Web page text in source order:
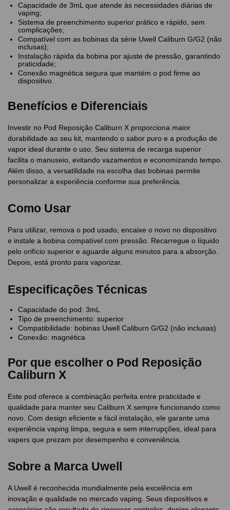
Capacidade de 3mL que atende às necessidades diárias de
vaping;
Sistema de preenchimento superior prático e rápido, sem
complicações;
Compatível com as bobinas da série Uwell Caliburn G/G2 (não
inclusas);
Instalação rápida da bobina por ajuste de pressão, garantindo
praticidade;
Conexão magnética segura que mantém o pod firme ao
dispositivo.
Benefícios e Diferenciais
Investir no Pod Reposição Caliburn X proporciona maior
durabilidade ao seu kit, mantendo o sabor puro e a produção de
vapor ideal durante o uso. Seu sistema de recarga superior
facilita o manuseio, evitando vazamentos e economizando tempo.
Além disso, a versatilidade na escolha das bobinas permite
personalizar a experiência conforme sua preferência.
Como Usar
Para utilizar, remova o pod usado, encaixe o novo no dispositivo
e instale a bobina compatível com pressão. Recarregue o líquido
pelo orifício superior e aguarde alguns minutos para a absorção.
Depois, está pronto para vaporizar.
Especificações Técnicas
Capacidade do pod: 3mL
Tipo de preenchimento: superior
Compatibilidade: bobinas Uwell Caliburn G/G2 (não inclusas)
Conexão: magnética
Por que escolher o Pod Reposição
Caliburn X
Este pod oferece a combinação perfeita entre praticidade e
qualidade para manter seu Caliburn X sempre funcionando como
novo. Com design eficiente e fácil instalação, ele garante uma
experiência vaping limpa, segura e sem interrupções, ideal para
vapers que prezam por desempenho e conveniência.
Sobre a Marca Uwell
A Uwell é reconhecida mundialmente pela excelência em
inovação e qualidade no mercado vaping. Seus dispositivos e